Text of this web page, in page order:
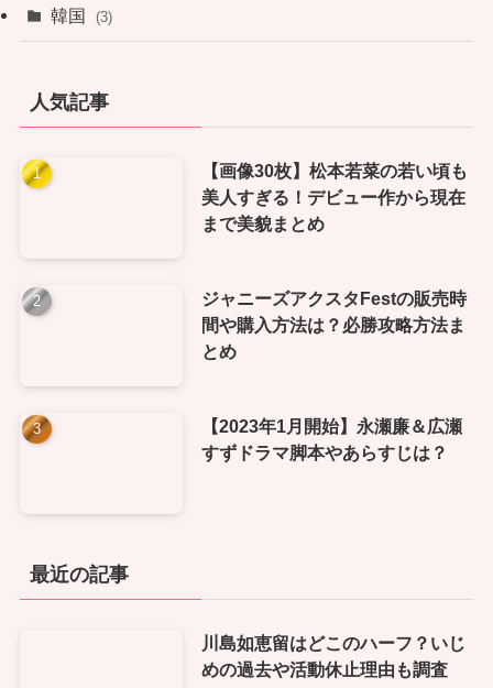
韓国 (3)
人気記事
【画像30枚】松本若菜の若い頃も
美人すぎる！デビュー作から現在
まで美貌まとめ
ジャニーズアクスタFestの販売時
間や購入方法は？必勝攻略方法ま
とめ
【2023年1月開始】永瀬廉＆広瀬
すずドラマ脚本やあらすじは？
最近の記事
川島如恵留はどこのハーフ？いじ
めの過去や活動休止理由も調査